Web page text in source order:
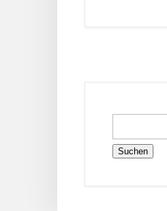
Suchen